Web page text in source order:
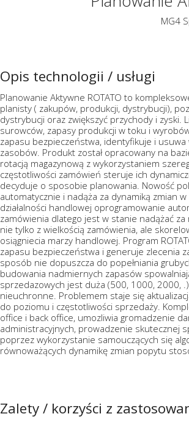
MG4
Opis technologii / usługi
Planowanie Aktywne ROTATO to
planisty ( zakupów, produkcji, dystrybucji),
dystrybucji oraz zwiększyć przychody i zyski.
surowców, zapasy produkcji w toku i
zapasu bezpieczeństwa, identyfikuje i usuwa
zasobów. Produkt został opracowany na
rotacją magazynową z wykorzystaniem
częstotliwości zamówień steruje ich
decyduje o sposobie planowania. Nowość
automatycznie i nadąża za dynamiką zmian
działalności handlowej oprogramowanie
zamówienia dlatego jest w stanie nadążać
nie tylko z wielkością zamówienia, ale
osiągniecia marzy handlowej. Program
zapasu bezpieczeństwa i generuje zlecenia
sposób nie dopuszcza do popełniania
budowania nadmiernych zapasów
sprzedazowych jest duża (500, 1000, 2000,
nieuchronne. Problemem staje się
do poziomu i częstotliwości sprzedaży.
office i back office, umozliwia gromadzenie
administracyjnych, prowadzenie skutecznej
poprzez wykorzystanie samouczących się
równoważących dynamikę zmian popytu
Zalety / korzyści z